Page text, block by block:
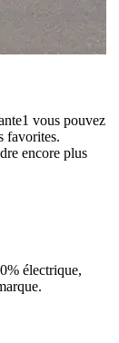
1 vous pouvez
favorites.
encore plus
électrique,